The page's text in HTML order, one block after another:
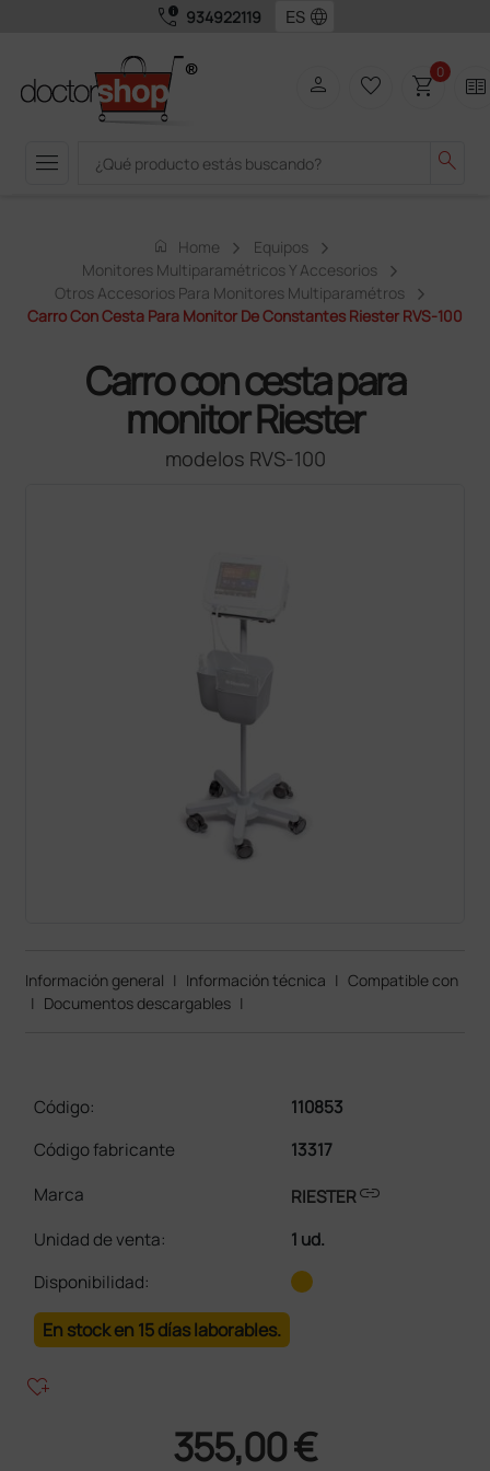
call_quality 934922119 language
menu search
person favorite_border shopping_cart0 two_pager
home Home
Equipos
Monitores Multiparamétricos Y Accesorios
Otros Accesorios Para Monitores Multiparamétros
Carro Con Cesta Para Monitor De Constantes Riester RVS-100
Carro con cesta para
monitor Riester
modelos RVS-100
Información general | Información técnica | Compatible con
| Documentos descargables |
Código:
110853
Código fabricante
13317
Marca
RIESTERlink
Unidad de venta:
1 ud.
Disponibilidad:
En stock en 15 días laborables.
heart_plus
355,00 €